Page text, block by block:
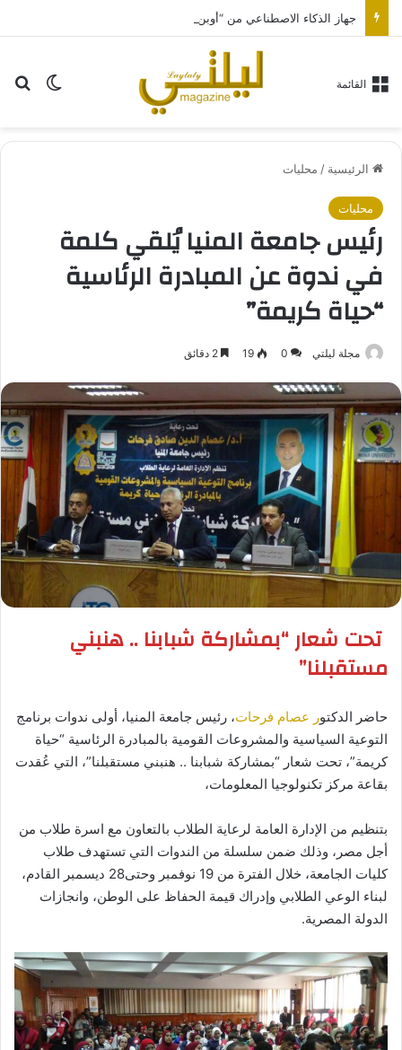
الوضع القائمة
الرئيسية / محليات
محليات
رئيس جامعة المنيا يُلقي كلمة
في ندوة عن المبادرة الرئاسية
“حياة كريمة”
مجلة ليلتي 0
19
تحت شعار “بمشاركة شبابنا .. هنبني
مستقبلنا”
حاضر الدكتور عصام فرحات، رئيس جامعة المنيا، أولى ندوات برنامج
التوعية السياسية والمشروعات القومية بالمبادرة الرئاسية “حياة
كريمة”، تحت شعار “بمشاركة شبابنا .. هنبني مستقبلنا”، التي عُقدت
بقاعة مركز تكنولوجيا المعلومات،
بتنظيم من الإدارة العامة لرعاية الطلاب بالتعاون مع اسرة طلاب من
أجل مصر، وذلك ضمن سلسلة من الندوات التي تستهدف طلاب
كليات الجامعة، خلال الفترة من 19 نوفمبر وحتى28 ديسمبر القادم،
لبناء الوعي الطلابي وإدراك قيمة الحفاظ على الوطن، وانجازات
الدولة المصرية.